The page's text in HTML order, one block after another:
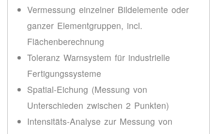
Vermessung einzelner Bildelemente oder
ganzer Elementgruppen, incl.
Flächenberechnung
Toleranz Warnsystem für industrielle
Fertigungssysteme
Spatial-Eichung (Messung von
Unterschieden zwischen 2 Punkten)
Intensitäts-Analyse zur Messung von